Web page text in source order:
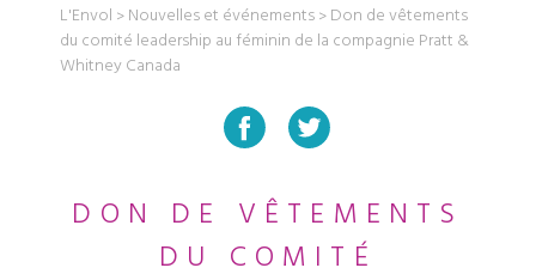
L'Envol Nouvelles et événements
Don de vêtements
du comité leadership au féminin de la compagnie Pratt &
Whitney Canada
DON DE VÊTEMENTS
DU COMITÉ